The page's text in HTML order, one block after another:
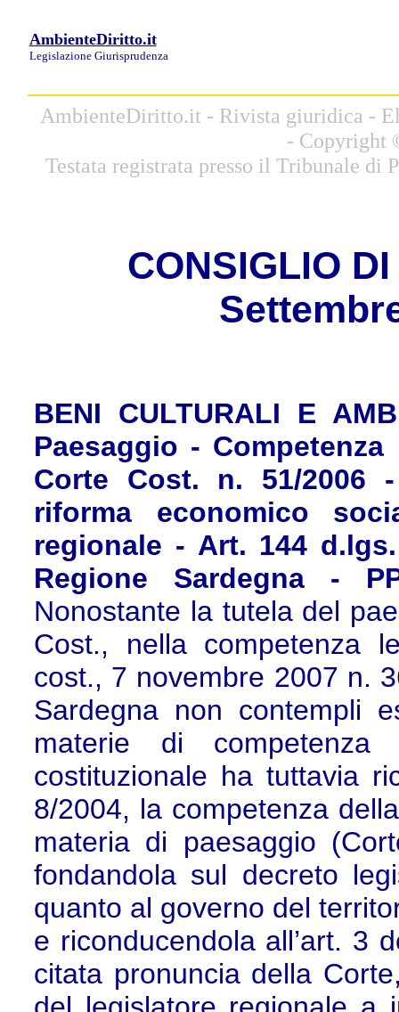
AmbienteDiritto.it
Legislazione Giurisprudenza
AmbienteDiritto.it - Rivista giuridica -
- Copyright
Testata registrata presso il Tribunale di
CONSIGLIO
BENI CULTURALI E
Paesaggio -
Corte Cost. n. 51/2006
riforma economico
regionale - Art. 144
Regione Sardegna -
Nonostante la tutela del
Cost., nella competenza
cost., 7 novembre 2007 n.
Sardegna non contempli
materie di
costituzionale ha tuttavia
8/2004, la competenza
materia di paesaggio
fondandola sul decreto
quanto al governo del
e riconducendola all’art. 3
citata pronuncia della